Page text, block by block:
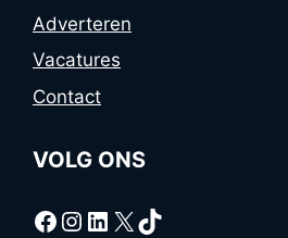
Adverteren
Vacatures
Contact
VOLG ONS
Facebook
Instagram
LinkedIn
X TikTok